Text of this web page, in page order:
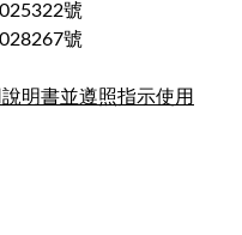
號
號
明書並遵照指示使用